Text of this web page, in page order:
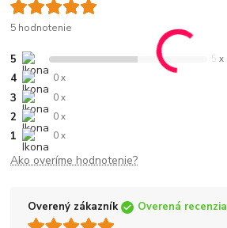
5 hodnotenie
5 5 x
4 0 x
3 0 x
2 0 x
1 0 x
Ako overíme hodnotenie?
Overený zákazník Overená recenzia